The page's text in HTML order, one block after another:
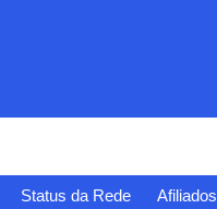
Status da Rede Afiliados